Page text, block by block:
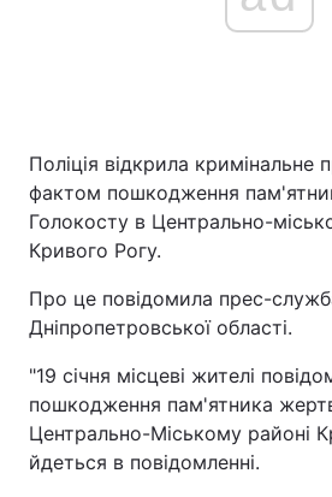
Поліція відкрила кримінальне
фактом пошкодження
Голокосту в Центрально-
Кривого Рогу.
Про це повідомила прес-
Дніпропетровської області.
"19 січня місцеві жителі
пошкодження пам'ятника
Центрально-Міському районі
йдеться в повідомленні.